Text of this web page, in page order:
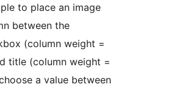
to place an image
between the
(column weight =
title (column weight =
a value between